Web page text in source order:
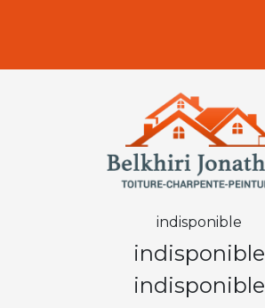
indisponible
indisponible
indisponible